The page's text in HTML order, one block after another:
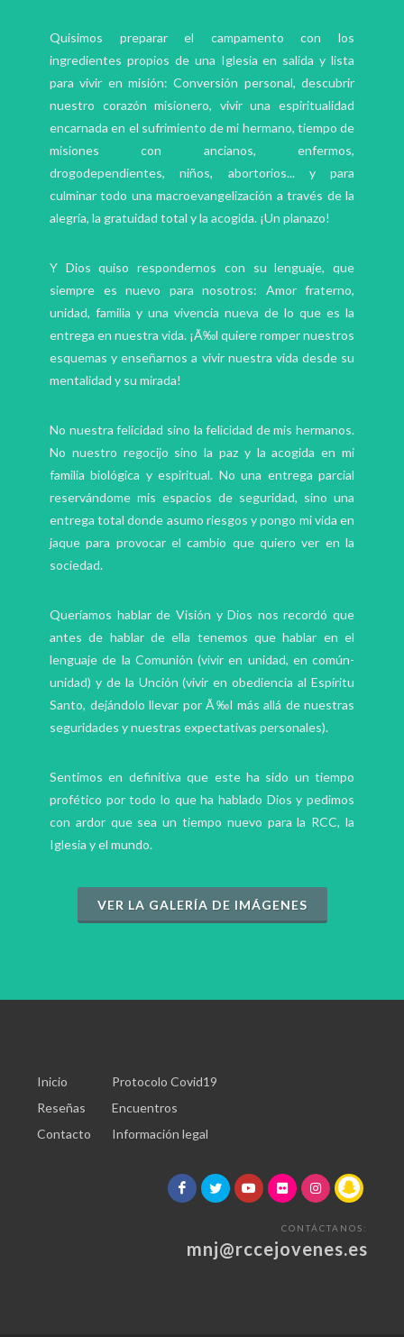
Quisimos preparar el campamento con los
ingredientes propios de una Iglesia en salida y lista
para vivir en misión: Conversión personal, descubrir
nuestro corazón misionero, vivir una espiritualidad
encarnada en el sufrimiento de mi hermano, tiempo de
misiones con ancianos, enfermos,
drogodependientes, niños, abortorios... y para
culminar todo una macroevangelización a través de la
alegría, la gratuidad total y la acogida. ¡Un planazo!
Y Dios quiso respondernos con su lenguaje, que
siempre es nuevo para nosotros: Amor fraterno,
unidad, familia y una vivencia nueva de lo que es la
entrega en nuestra vida. ¡Ã‰l quiere romper nuestros
esquemas y enseñarnos a vivir nuestra vida desde su
mentalidad y su mirada!
No nuestra felicidad sino la felicidad de mis hermanos.
No nuestro regocijo sino la paz y la acogida en mi
familia biológica y espiritual. No una entrega parcial
reservándome mis espacios de seguridad, sino una
entrega total donde asumo riesgos y pongo mi vida en
jaque para provocar el cambio que quiero ver en la
sociedad.
Queríamos hablar de Visión y Dios nos recordó que
antes de hablar de ella tenemos que hablar en el
lenguaje de la Comunión (vivir en unidad, en común-
unidad) y de la Unción (vivir en obediencia al Espíritu
Santo, dejándolo llevar por Ã‰l más allá de nuestras
seguridades y nuestras expectativas personales).
Sentimos en definitiva que este ha sido un tiempo
profético por todo lo que ha hablado Dios y pedimos
con ardor que sea un tiempo nuevo para la RCC, la
Iglesia y el mundo.
VER LA GALERÍA DE IMÁGENES
Inicio
Reseñas
Contacto
Protocolo Covid19
Encuentros
Información legal
CONTÁCTANOS:
mnj@rccejovenes.es